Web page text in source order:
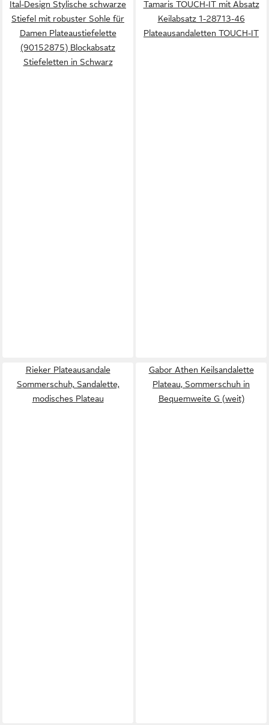
Ital-Design Stylische schwarze
Stiefel mit robuster Sohle für
Damen Plateaustiefelette
(90152875) Blockabsatz
Stiefeletten in Schwarz
Tamaris TOUCH-IT mit Absatz
Keilabsatz 1-28713-46
Plateausandaletten TOUCH-IT
Rieker Plateausandale
Sommerschuh, Sandalette,
modisches Plateau
Gabor Athen Keilsandalette
Plateau, Sommerschuh in
Bequemweite G (weit)